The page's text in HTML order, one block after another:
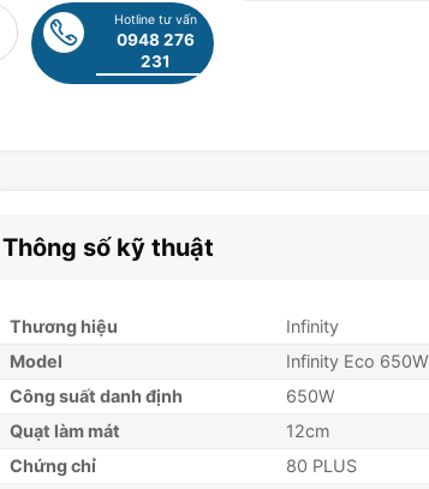
Hotline tư vấn
0948 276
231
Thông số kỹ thuật
Thương hiệu
Infinity
Model
Infinity Eco 650W
Công suất danh định
650W
Quạt làm mát
12cm
Chứng chỉ
80 PLUS